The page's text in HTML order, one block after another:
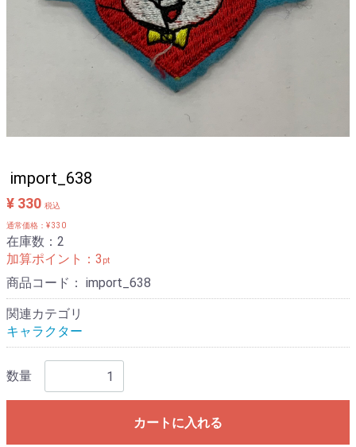
import_638
¥ 330 税込
通常価格：¥ 330
在庫数：2
加算ポイント： 3 pt
商品コード： import_638
関連カテゴリ
キャラクター
数量
カートに入れる